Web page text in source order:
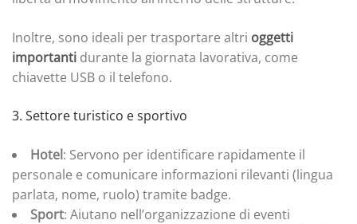
Inoltre, sono ideali per trasportare altri oggetti
importanti durante la giornata lavorativa, come
chiavette USB o il telefono.
3. Settore turistico e sportivo
Hotel: Servono per identificare rapidamente il
personale e comunicare informazioni rilevanti (lingua
parlata, nome, ruolo) tramite badge.
Sport: Aiutano nell’organizzazione di eventi